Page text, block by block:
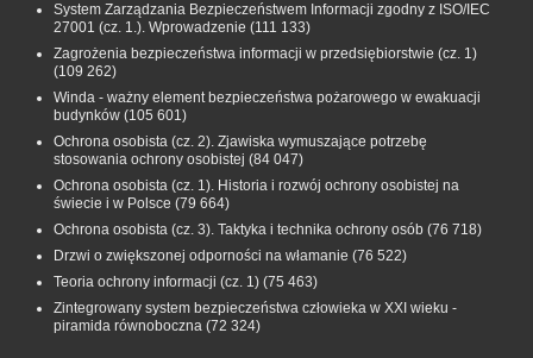
System Zarządzania Bezpieczeństwem Informacji zgodny z ISO/IEC
27001 (cz. 1.). Wprowadzenie (111 133)
Zagrożenia bezpieczeństwa informacji w przedsiębiorstwie (cz. 1)
(109 262)
Winda - ważny element bezpieczeństwa pożarowego w ewakuacji
budynków (105 601)
Ochrona osobista (cz. 2). Zjawiska wymuszające potrzebę
stosowania ochrony osobistej (84 047)
Ochrona osobista (cz. 1). Historia i rozwój ochrony osobistej na
świecie i w Polsce (79 664)
Ochrona osobista (cz. 3). Taktyka i technika ochrony osób (76 718)
Drzwi o zwiększonej odporności na włamanie (76 522)
Teoria ochrony informacji (cz. 1) (75 463)
Zintegrowany system bezpieczeństwa człowieka w XXI wieku -
piramida równoboczna (72 324)